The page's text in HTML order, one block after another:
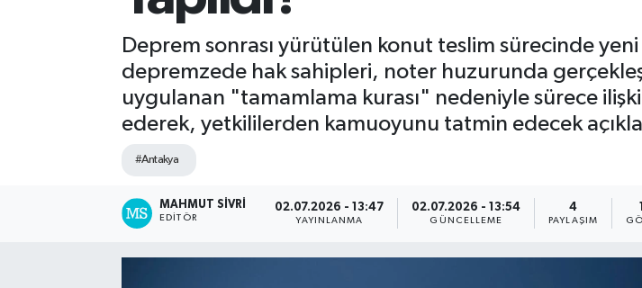
Deprem sonrası yürütülen konut teslim sürecinde
depremzede hak sahipleri, noter huzurunda
uygulanan "tamamlama kurası" nedeniyle sürece
ederek, yetkililerden kamuoyunu tatmin edecek
#Antakya
MAHMUT SIVRI
EDITÖR
02.07.2026 - 13:47
YAYINLANMA
02.07.2026 - 13:54
GÜNCELLEME
4
PAYLAŞIM